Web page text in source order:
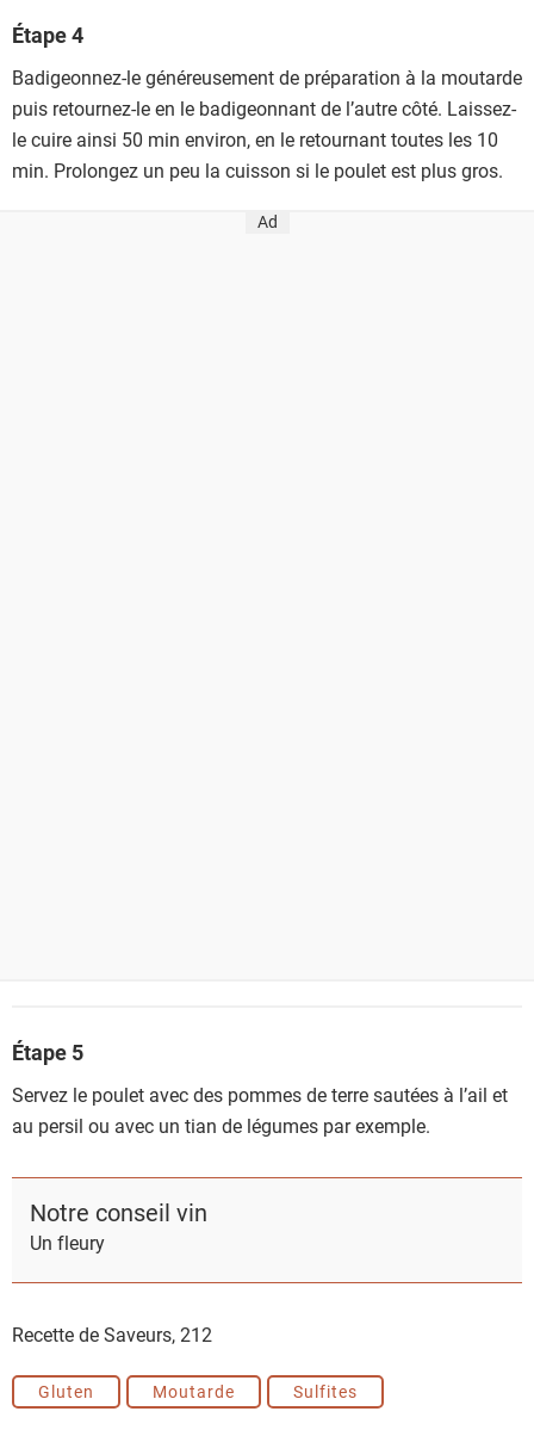
Étape 4
Badigeonnez-le généreusement de préparation à la moutarde
puis retournez-le en le badigeonnant de l’autre côté. Laissez-
le cuire ainsi 50 min environ, en le retournant toutes les 10
min. Prolongez un peu la cuisson si le poulet est plus gros.
Ad
Étape 5
Servez le poulet avec des pommes de terre sautées à l’ail et
au persil ou avec un tian de légumes par exemple.
Notre conseil vin
Un fleury
Recette de Saveurs,212
Gluten Moutarde Sulfites